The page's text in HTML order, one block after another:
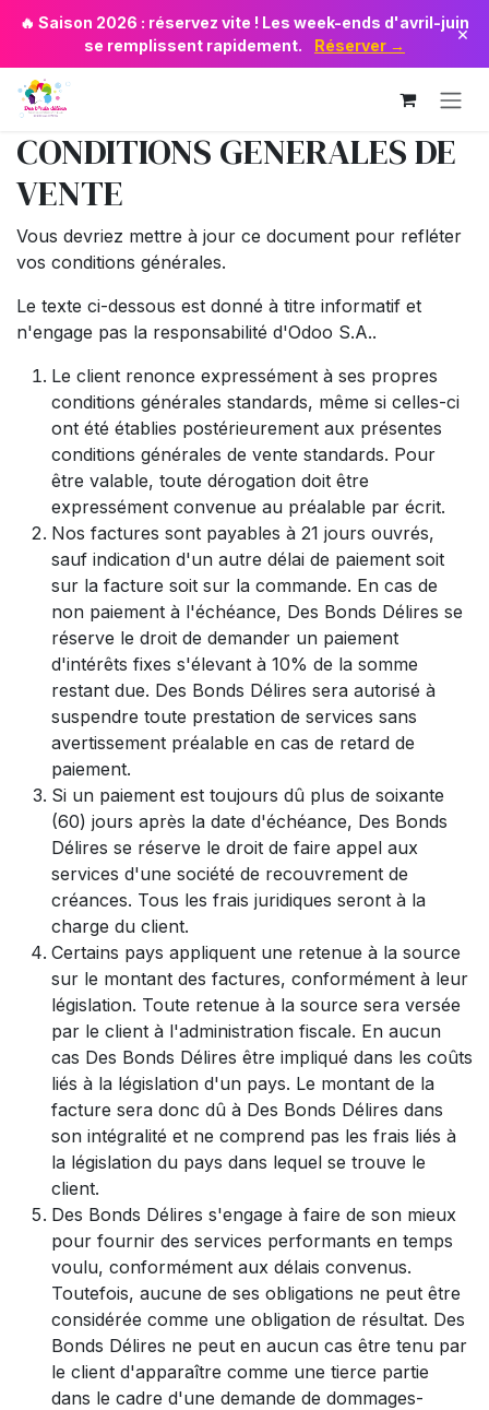
Se rendre au contenu
🔥 Saison 2026 : réservez vite ! Les week-ends d'avril-juin
se remplissent rapidement.
Réserver →
×
CONDITIONS GENERALES DE
VENTE
Vous devriez mettre à jour ce document pour refléter
vos conditions générales.
Le texte ci-dessous est donné à titre informatif et
n'engage pas la responsabilité d'Odoo S.A..
Le client renonce expressément à ses propres
conditions générales standards, même si celles-ci
ont été établies postérieurement aux présentes
conditions générales de vente standards. Pour
être valable, toute dérogation doit être
expressément convenue au préalable par écrit.
Nos factures sont payables à 21 jours ouvrés,
sauf indication d'un autre délai de paiement soit
sur la facture soit sur la commande. En cas de
non paiement à l'échéance, Des Bonds Délires se
réserve le droit de demander un paiement
d'intérêts fixes s'élevant à 10% de la somme
restant due. Des Bonds Délires sera autorisé à
suspendre toute prestation de services sans
avertissement préalable en cas de retard de
paiement.
Si un paiement est toujours dû plus de soixante
(60) jours après la date d'échéance, Des Bonds
Délires se réserve le droit de faire appel aux
services d'une société de recouvrement de
créances. Tous les frais juridiques seront à la
charge du client.
Certains pays appliquent une retenue à la source
sur le montant des factures, conformément à leur
législation. Toute retenue à la source sera versée
par le client à l'administration fiscale. En aucun
cas Des Bonds Délires être impliqué dans les coûts
liés à la législation d'un pays. Le montant de la
facture sera donc dû à Des Bonds Délires dans
son intégralité et ne comprend pas les frais liés à
la législation du pays dans lequel se trouve le
client.
Des Bonds Délires s'engage à faire de son mieux
pour fournir des services performants en temps
voulu, conformément aux délais convenus.
Toutefois, aucune de ses obligations ne peut être
considérée comme une obligation de résultat. Des
Bonds Délires ne peut en aucun cas être tenu par
le client d'apparaître comme une tierce partie
dans le cadre d'une demande de dommages-